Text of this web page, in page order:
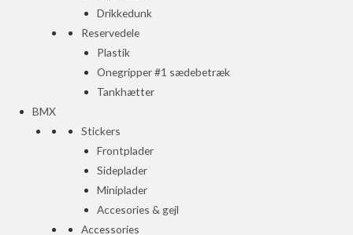
Drikkedunk
Reservedele
Plastik
Onegripper #1 sædebetræk
Tankhætter
BMX
Stickers
Frontplader
Sideplader
Miniplader
Accesories & gejl
Accessories